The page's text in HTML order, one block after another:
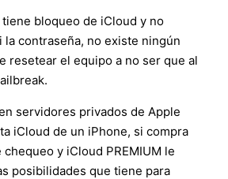
bloqueo de iCloud y no
contraseña, no existe ningún
resetear el equipo a no ser que al
servidores privados de Apple
iCloud de un iPhone, si compra
y iCloud PREMIUM le
posibilidades que tiene para